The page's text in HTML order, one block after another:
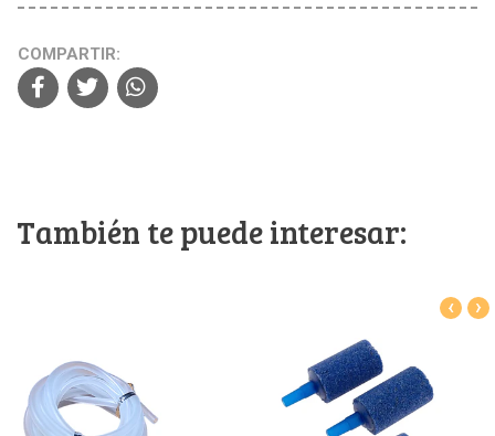
COMPARTIR:
También te puede interesar:
‹ ›